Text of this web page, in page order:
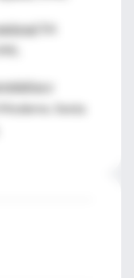
y
Sexta